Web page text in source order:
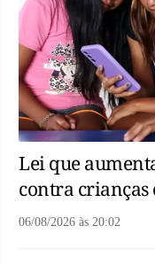
Lei que
contra crianças
06/08/2026 às 20:02